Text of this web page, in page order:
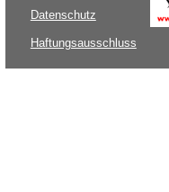
Datenschutz
Haftungsausschluss